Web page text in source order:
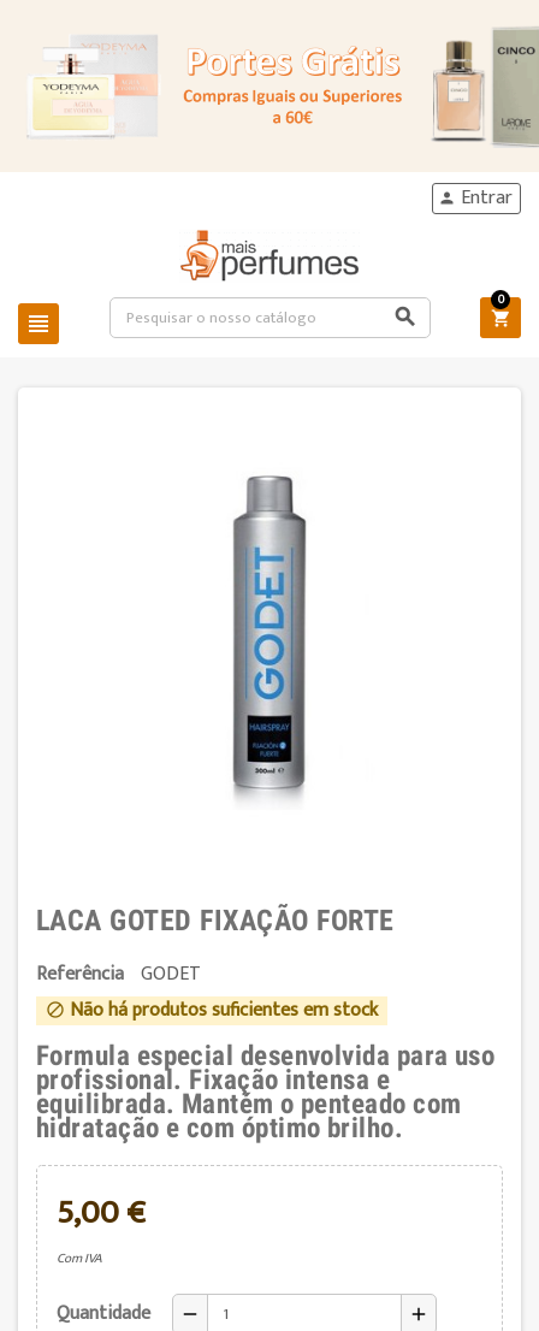
 
 Entrar

0
LACA GOTED FIXAÇÃO FORTE
Referência GODET
 Não há produtos suficientes em stock
Formula especial desenvolvida para uso
profissional. Fixação intensa e
equilibrada. Mantém o penteado com
hidratação e com óptimo brilho.
5,00 €
Com IVA
Quantidade remove add